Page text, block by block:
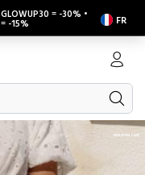
GLOWUP30 = -30% •
= -15% FR